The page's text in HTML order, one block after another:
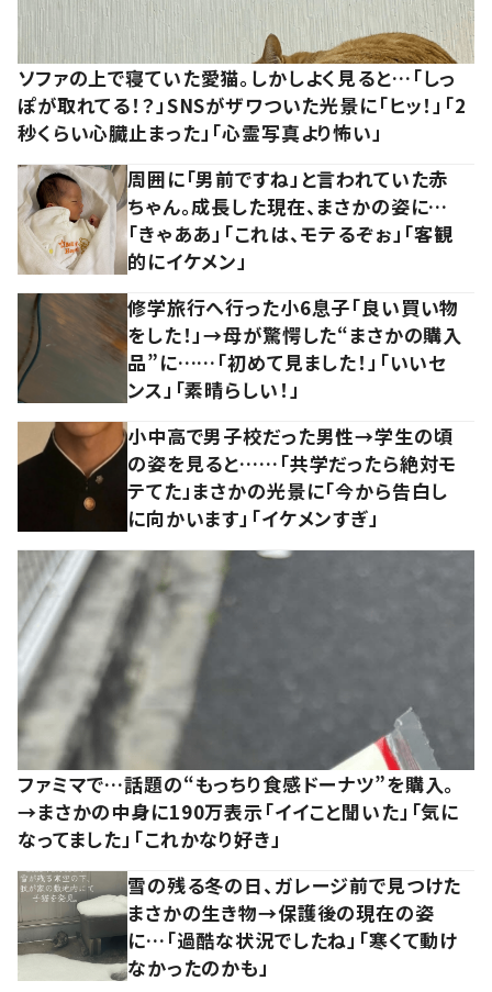
ソファの上で寝ていた愛猫。しかしよく見ると…「しっ
ぽが取れてる！？」SNSがザワついた光景に「ヒッ！」「2
秒くらい心臓止まった」「心霊写真より怖い」
周囲に「男前ですね」と言われていた赤
ちゃん。成長した現在、まさかの姿に…
「きゃああ」「これは、モテるぞぉ」「客観
的にイケメン」
修学旅行へ行った小6息子「良い買い物
をした！」→母が驚愕した“まさかの購入
品”に……「初めて見ました！」「いいセ
ンス」「素晴らしい！」
小中高で男子校だった男性→学生の頃
の姿を見ると……「共学だったら絶対モ
テてた」まさかの光景に「今から告白し
に向かいます」「イケメンすぎ」
ファミマで…話題の“もっちり食感ドーナツ”を購入。
→まさかの中身に190万表示「イイこと聞いた」「気に
なってました」「これかなり好き」
雪の残る冬の日、ガレージ前で見つけた
まさかの生き物→保護後の現在の姿
に…「過酷な状況でしたね」「寒くて動け
なかったのかも」